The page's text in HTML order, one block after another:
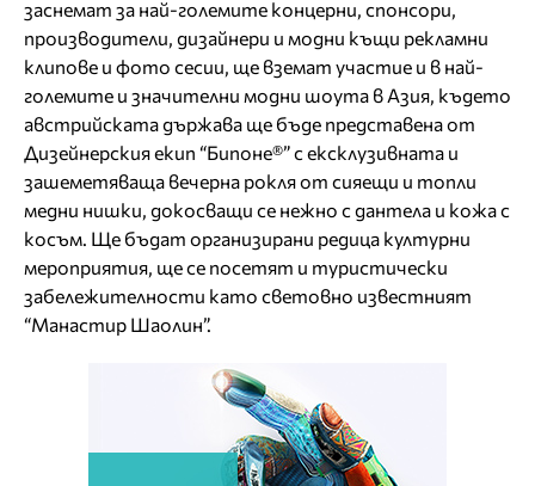
заснемат за най-големите концерни, спонсори,
производители, дизайнери и модни къщи рекламни
клипове и фото сесии, ще вземат участие и в най-
големите и значителни модни шоута в Азия, където
австрийската държава ще бъде представена от
Дизейнерския екип “Бипоне®” с ексклузивната и
зашеметяваща вечерна рокля от сияещи и топли
медни нишки, докосващи се нежно с дантела и кожа с
косъм. Ще бъдат организирани редица културни
мероприятия, ще се посетят и туристически
забележителности като световно известният
“Манастир Шаолин”.